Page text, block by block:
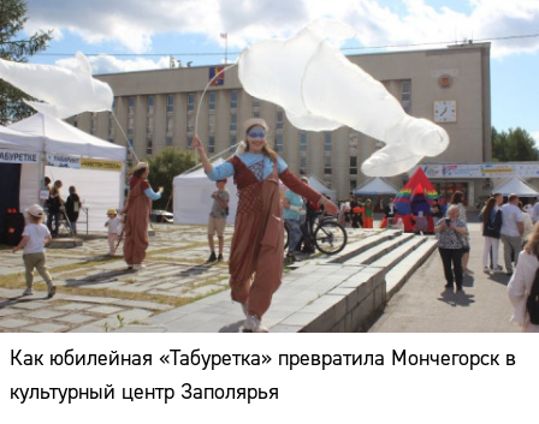
Как юбилейная «Табуретка» превратила Мончегорск в
культурный центр Заполярья